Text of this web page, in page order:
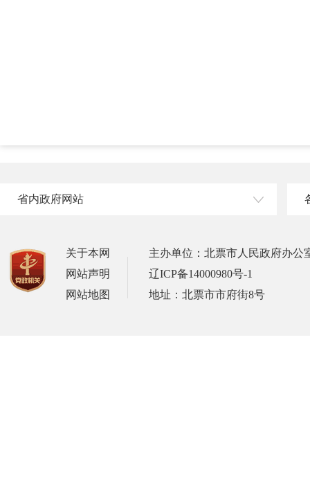
省内政府网站
关于本网
网站声明
网站地图
主办单位：北票市人民政府办公
辽ICP备14000980号-1
地址：北票市市府街8号